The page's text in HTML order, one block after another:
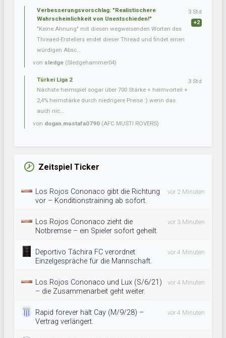
Verbesserungsvorschlag: "Realistischere
Wahrscheinlichkeit von Unentschieden!"
"Keine Ahnung" mit diesen wegweisenden Worten des
Threaed-Erstellers endet dieser Thread und findet einen
würdigen Absc...
von sledge (Sledgehammer04)
3 Std
+2
Türkei Liga 2
Nächste heimspiel sogar über 700 Stärke + heimvorteil +
2,4% heimstärke durch niedrigere Preise :) wenn das
auch nic...
von dogan.mustafa0790 (AFC MUSTI ROVERS)
3 Std
Zeitspiel Ticker
Los Rojos Cononaco gibt die Richtung
vor – Konditionstraining ab sofort.
vor 2 Minuten
Los Rojos Cononaco zieht die
Notbremse – ein Spieler sofort geheilt.
vor 3 Minuten
Deportivo Táchira FC verordnet
Einzelgespräche für die Mannschaft.
vor 4 Minuten
Los Rojos Cononaco und Lux (S/6/21)
– die Zusammenarbeit geht weiter.
vor 4 Minuten
Rapid forever hält Cay (M/9/28) –
Vertrag verlängert.
vor 4 Minuten